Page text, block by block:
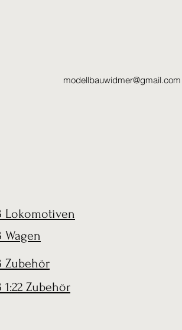
modellbauwidmer@gmail.com
Lokomotiven
Wagen
Zubehör
1:22 Zubehör